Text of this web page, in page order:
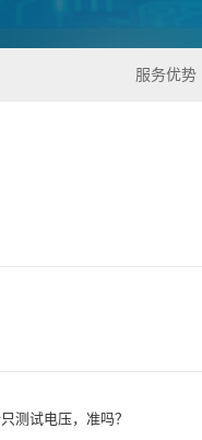
服务优势
测试电压，准吗？